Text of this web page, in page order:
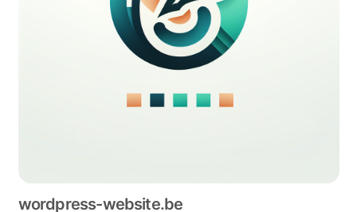
wordpress-website.be